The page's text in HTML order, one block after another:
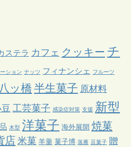
ステラ カフェ クッキー チ
ション ナッツ フィナンシェ フルーツ
八ッ橋 半生菓子 原材料
工芸菓子 感染症対策 支援 新型
木型 洋菓子 海外展開 焼菓
店 米菓 羊羹 菓子博 落雁 豆菓子 贈